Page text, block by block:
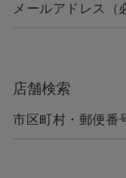
店舗検索